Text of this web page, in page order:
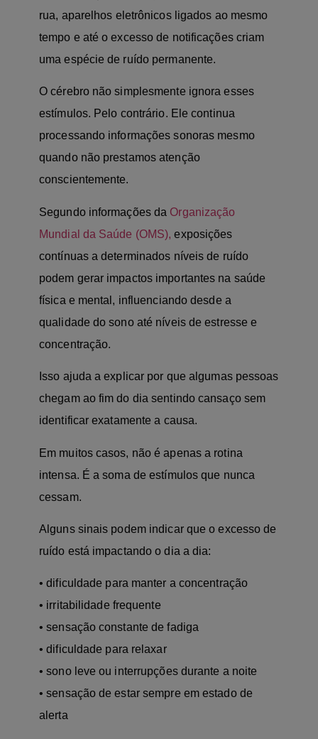
rua, aparelhos eletrônicos ligados ao mesmo
tempo e até o excesso de notificações criam
uma espécie de ruído permanente.
O cérebro não simplesmente ignora esses
estímulos. Pelo contrário. Ele continua
processando informações sonoras mesmo
quando não prestamos atenção
conscientemente.
Segundo informações da Organização
Mundial da Saúde (OMS), exposições
contínuas a determinados níveis de ruído
podem gerar impactos importantes na saúde
física e mental, influenciando desde a
qualidade do sono até níveis de estresse e
concentração.
Isso ajuda a explicar por que algumas pessoas
chegam ao fim do dia sentindo cansaço sem
identificar exatamente a causa.
Em muitos casos, não é apenas a rotina
intensa. É a soma de estímulos que nunca
cessam.
Alguns sinais podem indicar que o excesso de
ruído está impactando o dia a dia:
• dificuldade para manter a concentração
• irritabilidade frequente
• sensação constante de fadiga
• dificuldade para relaxar
• sono leve ou interrupções durante a noite
• sensação de estar sempre em estado de
alerta